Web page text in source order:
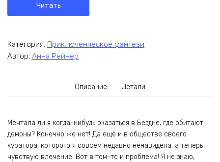
Читать
Категория: Приключенческое фэнтези
Автор: Анна Рейнер
Описание Детали
Мечтала ли я когда-нибудь оказаться в Бездне, где обитают
демоны? Конечно же нет! Да ещё и в обществе своего
куратора, которого я совсем недавно ненавидела, а теперь
чувствую влечение. Вот в том-то и проблема! Я не знаю,